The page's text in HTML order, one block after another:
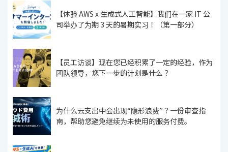
【体验 AWS x 生成式人工智能】我们在一家 IT 公
司举办了为期 3 天的暑期实习！（第一部分）
【员工访谈】现在您已经积累了一定的经验，作为
团队领导，您下一步的计划是什么？
为什么云支出中会出现“隐形浪费”？一份审查指
南，帮助您避免继续为未使用的服务付费。